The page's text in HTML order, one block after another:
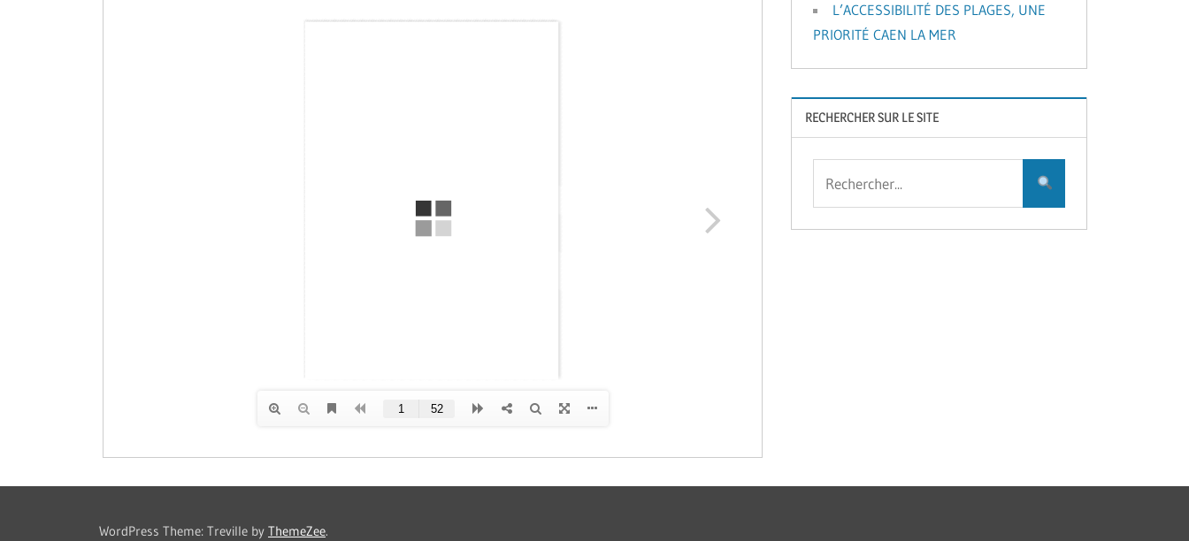
L’ACCESSIBILITÉ DES PLAGES, UNE
PRIORITÉ CAEN LA MER
RECHERCHER SUR LE SITE
WordPress Theme: Treville by ThemeZee.